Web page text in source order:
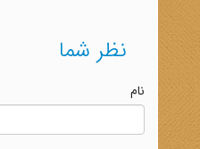
نظر شما
نام